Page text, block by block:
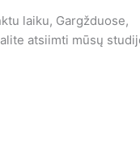
laiku, Gargžduose,
atsiimti mūsų